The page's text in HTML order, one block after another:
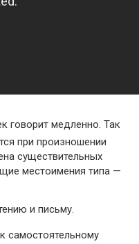
говорит медленно. Так
при произношении
существительных
местоимения типа —
и письму.
самостоятельному